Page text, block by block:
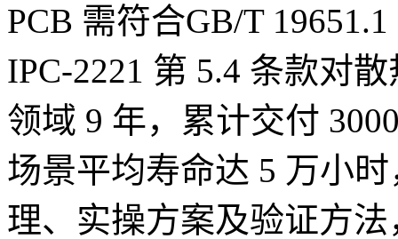
PCB 需符合GB/T
IPC-2221 第 5.4 条款对散
领域 9 年，累计交付
场景平均寿命达 5 万小
理、实操方案及验证方